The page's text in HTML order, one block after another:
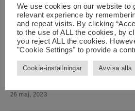
30 maj, 2023
Active Biotech tillkännager
interimsdata från en
tasquinimod i kraftigt
patienter med relapserande
26 maj, 2023
We use cookies on our website to
relevant experience by
and repeat visits. By clicking
to the use of ALL the cookies, by
you reject ALL the cookies.
"Cookie Settings" to provide a
Cookie-inställningar Avvisa alla